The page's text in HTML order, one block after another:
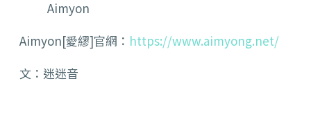
Aimyon
Aimyon[愛繆]官網： https://www.aimyong.net/
文：迷迷音